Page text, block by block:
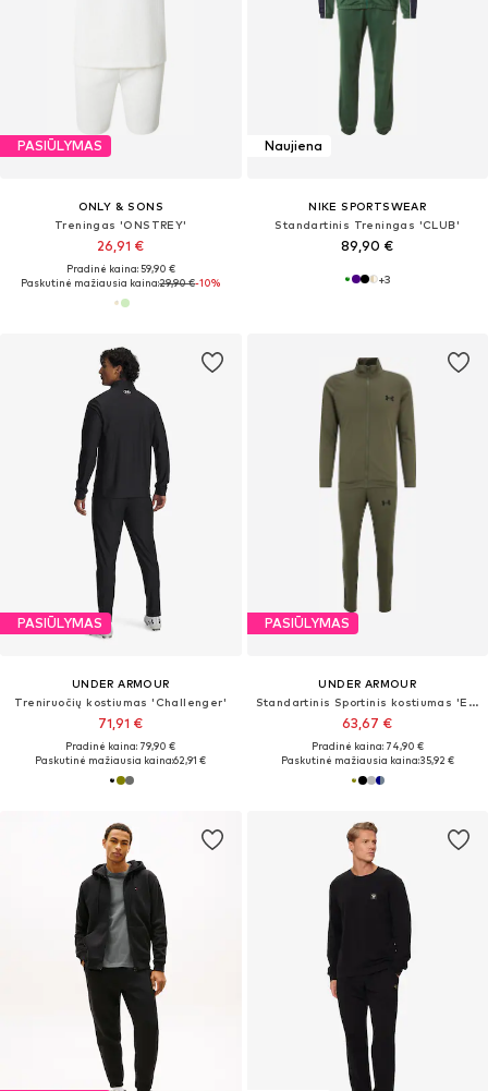
PASIŪLYMAS
ONLY & SONS
Treningas 'ONSTREY'
26,91 €
Pradinė kaina: 59,90 €
Paskutinė mažiausia kaina:29,90 €-10%
Naujiena
NIKE SPORTSWEAR
Standartinis Treningas 'CLUB'
89,90 €
+3
PASIŪLYMAS
UNDER ARMOUR
Treniruočių kostiumas 'Challenger'
71,91 €
Pradinė kaina: 79,90 €
Paskutinė mažiausia kaina:62,91 €
PASIŪLYMAS
UNDER ARMOUR
Standartinis Sportinis kostiumas 'Emea'
63,67 €
Pradinė kaina: 74,90 €
Paskutinė mažiausia kaina:35,92 €